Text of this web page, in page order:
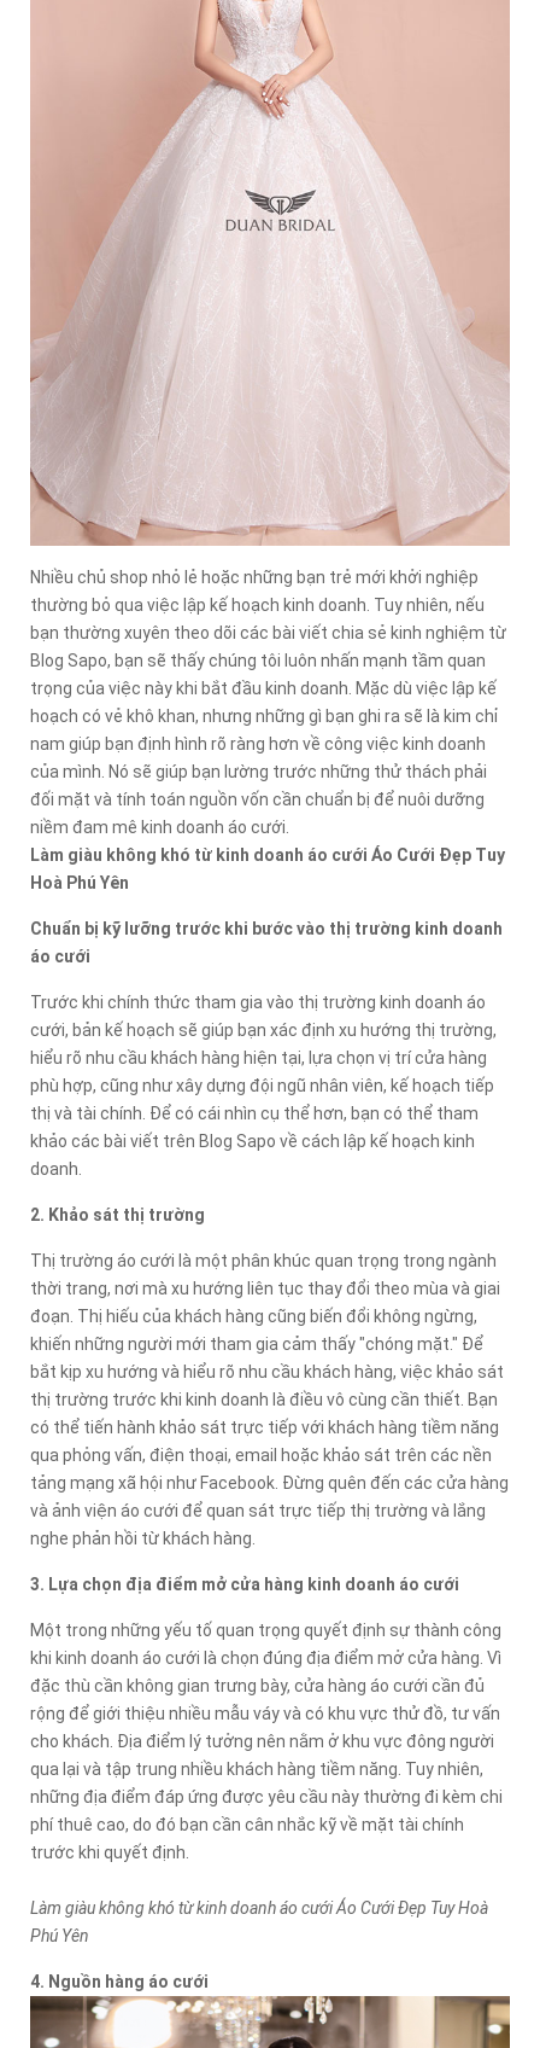
Nhiều chủ shop nhỏ lẻ hoặc những bạn trẻ mới khởi nghiệp
thường bỏ qua việc lập kế hoạch kinh doanh. Tuy nhiên, nếu
bạn thường xuyên theo dõi các bài viết chia sẻ kinh nghiệm từ
Blog Sapo, bạn sẽ thấy chúng tôi luôn nhấn mạnh tầm quan
trọng của việc này khi bắt đầu kinh doanh. Mặc dù việc lập kế
hoạch có vẻ khô khan, nhưng những gì bạn ghi ra sẽ là kim chỉ
nam giúp bạn định hình rõ ràng hơn về công việc kinh doanh
của mình. Nó sẽ giúp bạn lường trước những thử thách phải
đối mặt và tính toán nguồn vốn cần chuẩn bị để nuôi dưỡng
niềm đam mê kinh doanh áo cưới.
Làm giàu không khó từ kinh doanh áo cưới Áo Cưới Đẹp Tuy
Hoà Phú Yên
Chuẩn bị kỹ lưỡng trước khi bước vào thị trường kinh doanh
áo cưới
Trước khi chính thức tham gia vào thị trường kinh doanh áo
cưới, bản kế hoạch sẽ giúp bạn xác định xu hướng thị trường,
hiểu rõ nhu cầu khách hàng hiện tại, lựa chọn vị trí cửa hàng
phù hợp, cũng như xây dựng đội ngũ nhân viên, kế hoạch tiếp
thị và tài chính. Để có cái nhìn cụ thể hơn, bạn có thể tham
khảo các bài viết trên Blog Sapo về cách lập kế hoạch kinh
doanh.
2. Khảo sát thị trường
Thị trường áo cưới là một phân khúc quan trọng trong ngành
thời trang, nơi mà xu hướng liên tục thay đổi theo mùa và giai
đoạn. Thị hiếu của khách hàng cũng biến đổi không ngừng,
khiến những người mới tham gia cảm thấy "chóng mặt." Để
bắt kịp xu hướng và hiểu rõ nhu cầu khách hàng, việc khảo sát
thị trường trước khi kinh doanh là điều vô cùng cần thiết. Bạn
có thể tiến hành khảo sát trực tiếp với khách hàng tiềm năng
qua phỏng vấn, điện thoại, email hoặc khảo sát trên các nền
tảng mạng xã hội như Facebook. Đừng quên đến các cửa hàng
và ảnh viện áo cưới để quan sát trực tiếp thị trường và lắng
nghe phản hồi từ khách hàng.
3. Lựa chọn địa điểm mở cửa hàng kinh doanh áo cưới
Một trong những yếu tố quan trọng quyết định sự thành công
khi kinh doanh áo cưới là chọn đúng địa điểm mở cửa hàng. Vì
đặc thù cần không gian trưng bày, cửa hàng áo cưới cần đủ
rộng để giới thiệu nhiều mẫu váy và có khu vực thử đồ, tư vấn
cho khách. Địa điểm lý tưởng nên nằm ở khu vực đông người
qua lại và tập trung nhiều khách hàng tiềm năng. Tuy nhiên,
những địa điểm đáp ứng được yêu cầu này thường đi kèm chi
phí thuê cao, do đó bạn cần cân nhắc kỹ về mặt tài chính
trước khi quyết định.
Làm giàu không khó từ kinh doanh áo cưới Áo Cưới Đẹp Tuy Hoà
Phú Yên
4. Nguồn hàng áo cưới